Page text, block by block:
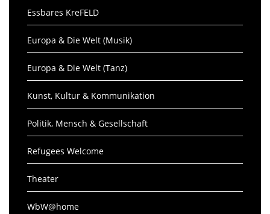
Essbares KreFELD
Europa & Die Welt (Musik)
Europa & Die Welt (Tanz)
Kunst, Kultur & Kommunikation
Politik, Mensch & Gesellschaft
Refugees Welcome
Theater
WbW@home